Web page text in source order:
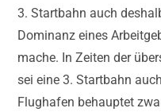
3. Startbahn auch
Dominanz eines
mache. In Zeiten der
sei eine 3. Startbahn
Flughafen behauptet